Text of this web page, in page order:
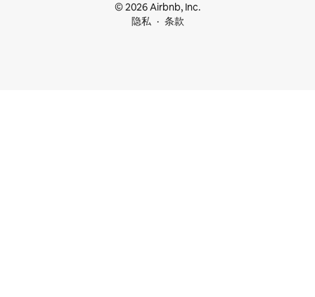
© 2026 Airbnb, Inc.
隐私
条款